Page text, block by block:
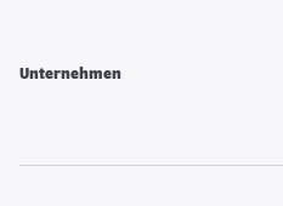
Unternehmen